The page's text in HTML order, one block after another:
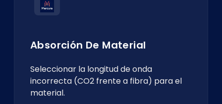
Absorción De Material
Seleccionar la longitud de onda
incorrecta (CO2 frente a fibra) para el
material.